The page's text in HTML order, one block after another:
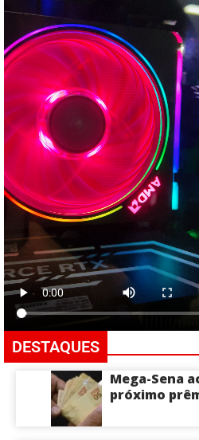
DESTAQUES
Mega-Sena
próximo